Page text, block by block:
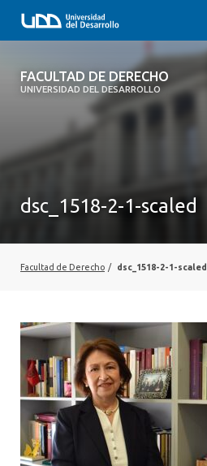
FACULTAD DE DERECHO
UNIVERSIDAD DEL DESARROLLO
FACULTAD DE DERECHO
SOBRE LA FACULTAD
VINCULACIÓN CON EL MEDIO
INTERNACIONAL
dsc_1518-2-1-scaled
Facultad de Derecho / dsc_1518-2-1-scaled